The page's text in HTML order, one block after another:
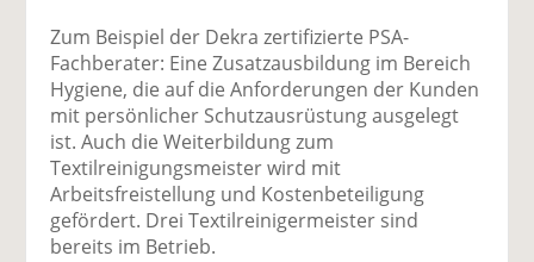
Zum Beispiel der Dekra zertifizierte PSA-
Fachberater: Eine Zusatzausbildung im Bereich
Hygiene, die auf die Anforderungen der Kunden
mit persönlicher Schutzausrüstung ausgelegt
ist. Auch die Weiterbildung zum
Textilreinigungsmeister wird mit
Arbeitsfreistellung und Kostenbeteiligung
gefördert. Drei Textilreinigermeister sind
bereits im Betrieb.